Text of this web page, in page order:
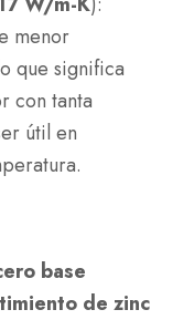
menor
que significa
con tanta
útil en
base
de zinc